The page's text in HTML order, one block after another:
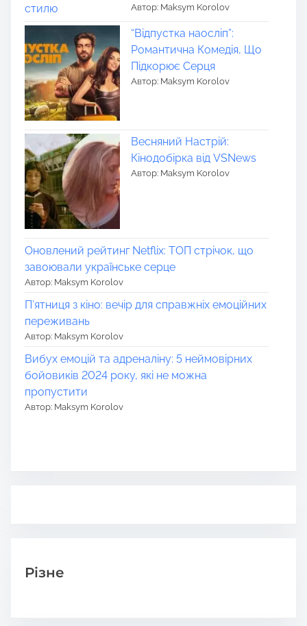
Автор: Maksym Korolov
“Відпустка наосліп”:
Романтична Комедія, Що
Підкорює Серця
Автор: Maksym Korolov
Весняний Настрій:
Кінодобірка від VSNews
Автор: Maksym Korolov
Оновлений рейтинг Netflix: ТОП стрічок, що
завоювали українське серце
Автор: Maksym Korolov
П’ятниця з кіно: вечір для справжніх емоційних
переживань
Автор: Maksym Korolov
Вибух емоцій та адреналіну: 5 неймовірних
бойовиків 2024 року, які не можна
пропустити
Автор: Maksym Korolov
Різне